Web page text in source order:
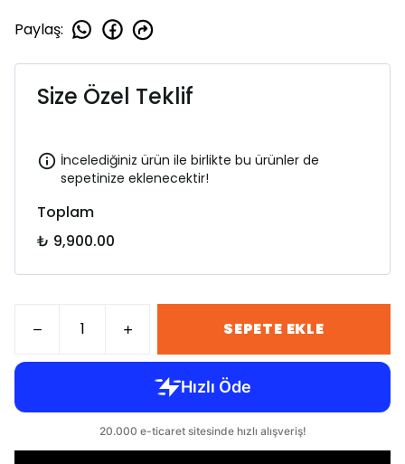
Paylaş:
Size Özel Teklif
İncelediğiniz ürün ile birlikte bu ürünler de
sepetinize eklenecektir!
Toplam
₺ 9,900.00
SEPETE EKLE